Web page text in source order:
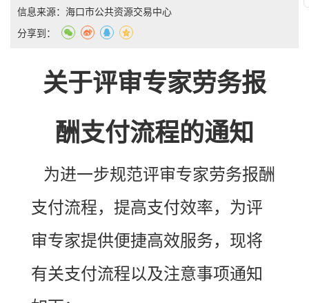
信息来源： 海口市公共资源交易中心
分享到：
关于评审专家劳务报
酬支付流程的通知
为进一步规范评审专家劳务报酬
支付流程，提高支付效率，为评
审专家提供便捷高效服务，现将
有关支付流程以及注意事项通知